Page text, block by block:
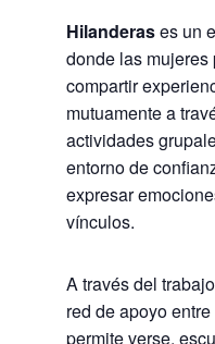
Hilanderases un
donde las mujeres
compartir
mutuamente a
actividades
entorno de
expresar
vínculos.
A través del
red de apoyo
permite verse,